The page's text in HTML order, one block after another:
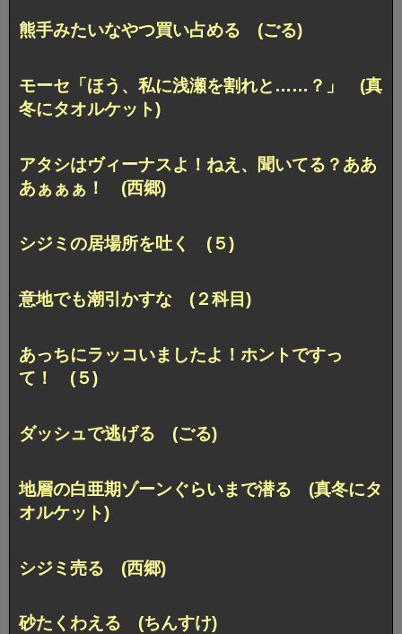
熊手みたいなやつ買い占める (ごる)
モーセ「ほう、私に浅瀬を割れと……？」 (真
冬にタオルケット)
アタシはヴィーナスよ！ねえ、聞いてる？ああ
あぁぁぁ！ (西郷)
シジミの居場所を吐く (５)
意地でも潮引かすな (２科目)
あっちにラッコいましたよ！ホントですっ
て！ (５)
ダッシュで逃げる (ごる)
地層の白亜期ゾーンぐらいまで潜る (真冬にタ
オルケット)
シジミ売る (西郷)
砂たくわえる (ちんすけ)